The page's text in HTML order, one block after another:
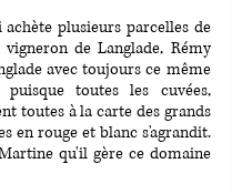
achète plusieurs parcelles de
de Langlade, Rémy
avec toujours ce même
toutes les cuvées,
toutes à la carte des grands
en rouge et blanc s'agrandit.
qu'il gère ce domaine